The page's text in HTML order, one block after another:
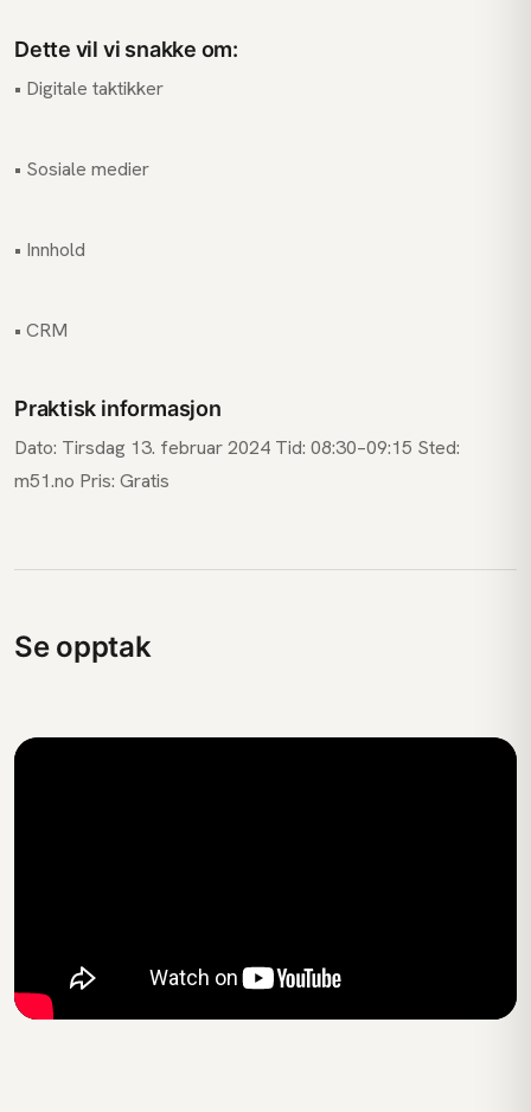
Dette vil vi snakke om:
• Digitale taktikker
• Sosiale medier
• Innhold
• CRM
Praktisk informasjon
Dato: Tirsdag 13. februar 2024 Tid: 08:30–09:15 Sted:
m51.no Pris: Gratis
Se opptak